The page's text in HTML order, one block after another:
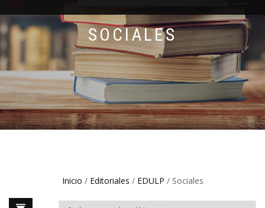
SOCIALES
Inicio / Editoriales / EDULP / Sociales